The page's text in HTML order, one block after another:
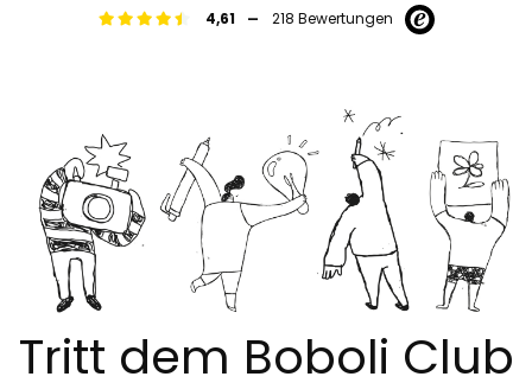
4,61 - 218 Bewertungen
Tritt dem Boboli Club